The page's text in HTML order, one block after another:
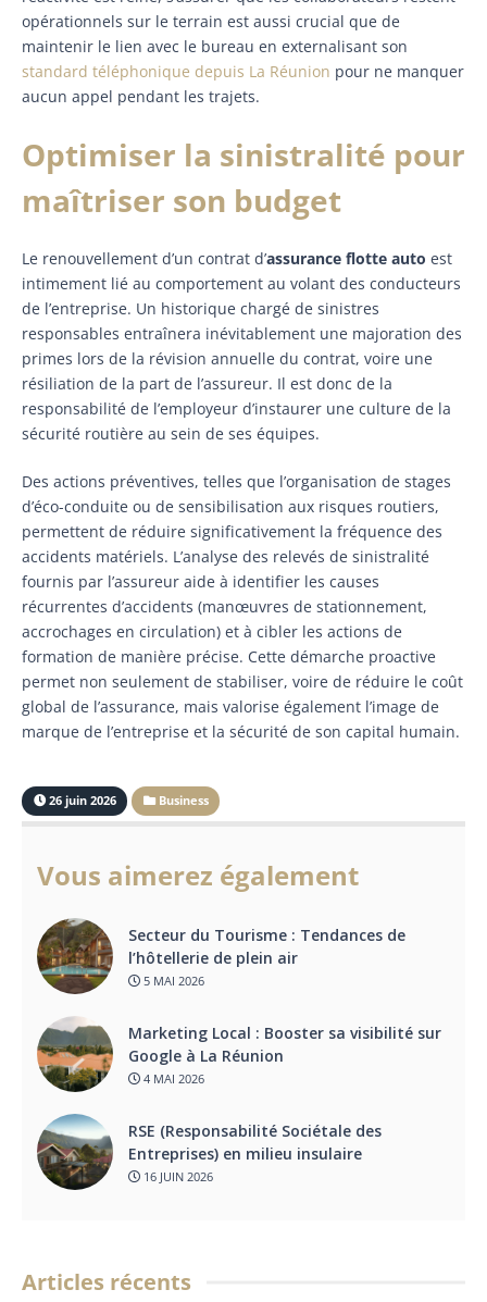
opérationnels sur le terrain est aussi crucial que de
maintenir le lien avec le bureau en externalisant son
standard téléphonique depuis La Réunion pour ne manquer
aucun appel pendant les trajets.
Optimiser la sinistralité pour
maîtriser son budget
Le renouvellement d’un contrat d’assurance flotte auto est
intimement lié au comportement au volant des conducteurs
de l’entreprise. Un historique chargé de sinistres
responsables entraînera inévitablement une majoration des
primes lors de la révision annuelle du contrat, voire une
résiliation de la part de l’assureur. Il est donc de la
responsabilité de l’employeur d’instaurer une culture de la
sécurité routière au sein de ses équipes.
Des actions préventives, telles que l’organisation de stages
d’éco-conduite ou de sensibilisation aux risques routiers,
permettent de réduire significativement la fréquence des
accidents matériels. L’analyse des relevés de sinistralité
fournis par l’assureur aide à identifier les causes
récurrentes d’accidents (manœuvres de stationnement,
accrochages en circulation) et à cibler les actions de
formation de manière précise. Cette démarche proactive
permet non seulement de stabiliser, voire de réduire le coût
global de l’assurance, mais valorise également l’image de
marque de l’entreprise et la sécurité de son capital humain.
26 juin 2026 Business
Vous aimerez également
Secteur du Tourisme : Tendances de
l’hôtellerie de plein air
5 MAI 2026
Marketing Local : Booster sa visibilité sur
Google à La Réunion
4 MAI 2026
RSE (Responsabilité Sociétale des
Entreprises) en milieu insulaire
16 JUIN 2026
Articles récents